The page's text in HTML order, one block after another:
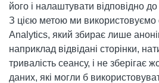
його і налаштувати відповідно
З цією метою ми використовуємо
Analytics, який збирає лише
наприклад відвідані сторінки,
тривалість сеансу, і не зберігає
даних, які могли б